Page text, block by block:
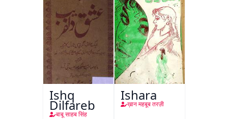
Ishq
Dilfareb
बाबू साहब सिंह
Ishara
ख़ान महबूब तरज़ी